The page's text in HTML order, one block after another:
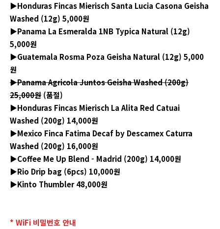
▶Honduras Fincas Mierisch Santa Lucia Casona Geisha
Washed (12g) 5,000원
▶Panama La Esmeralda 1NB Typica Natural (12g)
5,000원
▶Guatemala Rosma Poza Geisha Natural (12g) 5,000
원
▶Panama Agricola Juntos Geisha Washed (200g)
25,000원 (품절)
▶Honduras Fincas Mierisch La Alita Red Catuai
Washed (200g) 14,000원
▶Mexico Finca Fatima Decaf by Descamex Caturra
Washed (200g) 16,000원
▶Coffee Me Up Blend - Madrid (200g) 14,000원
▶Rio Drip bag (6pcs) 10,000원
▶Kinto Thumbler 48,000원
* WiFi 비밀번호 안내